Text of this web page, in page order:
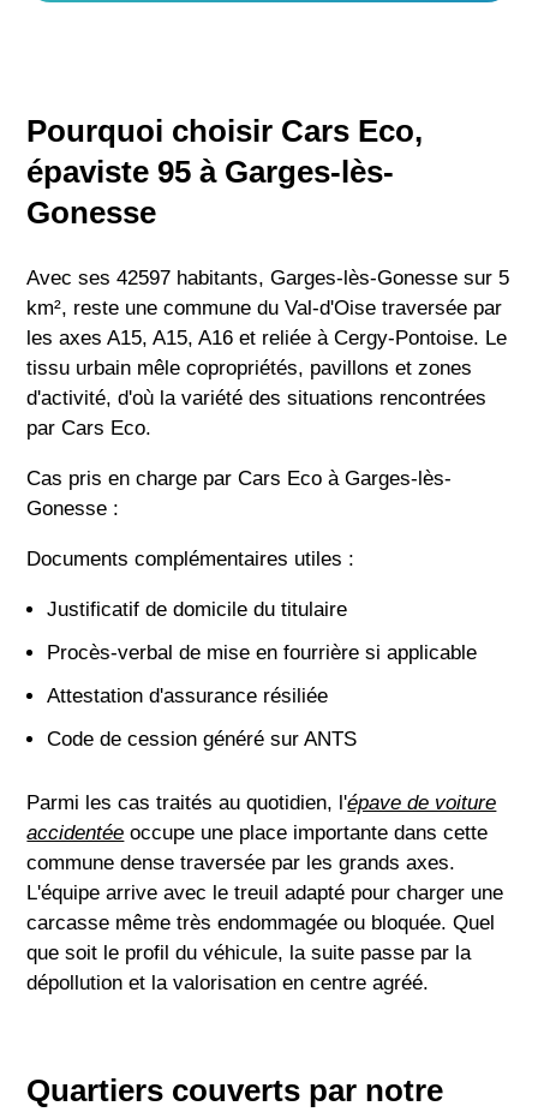
Pourquoi choisir Cars Eco,
épaviste 95 à Garges-lès-
Gonesse
Avec ses 42597 habitants, Garges-lès-Gonesse sur 5
km², reste une commune du Val-d'Oise traversée par
les axes A15, A15, A16 et reliée à Cergy-Pontoise. Le
tissu urbain mêle copropriétés, pavillons et zones
d'activité, d'où la variété des situations rencontrées
par Cars Eco.
Cas pris en charge par Cars Eco à Garges-lès-
Gonesse :
Documents complémentaires utiles :
Justificatif de domicile du titulaire
Procès-verbal de mise en fourrière si applicable
Attestation d'assurance résiliée
Code de cession généré sur ANTS
Parmi les cas traités au quotidien, l'épave de voiture
accidentée occupe une place importante dans cette
commune dense traversée par les grands axes.
L'équipe arrive avec le treuil adapté pour charger une
carcasse même très endommagée ou bloquée. Quel
que soit le profil du véhicule, la suite passe par la
dépollution et la valorisation en centre agréé.
Quartiers couverts par notre